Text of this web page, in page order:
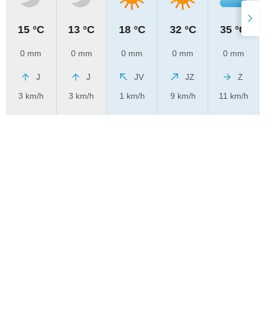
15 °C
0 mm
J
3 km/h
13 °C
0 mm
J
3 km/h
18 °C
0 mm
JV
1 km/h
32 °C
0 mm
JZ
9 km/h
35 °C
0 mm
Z
11 km/h